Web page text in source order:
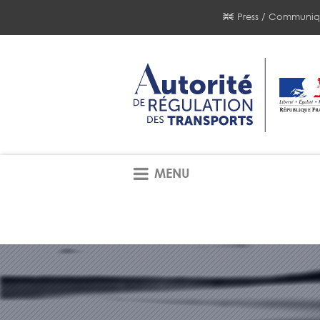
Press /
MENU